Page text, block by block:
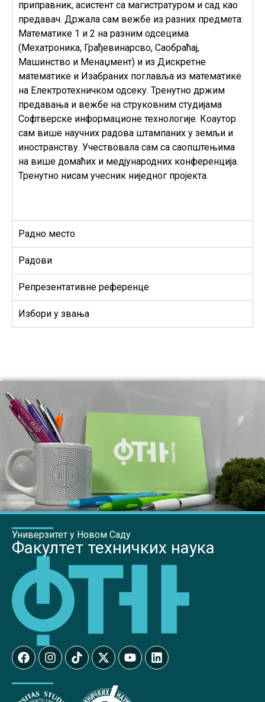
приправник, асистент са магистратуром и сад као
предавач. Држала сам вежбе из разних предмета:
Математике 1 и 2 на разним одсецима
(Мехатроника, Грађевинарсво, Саобраћај,
Машинство и Менаџмент) и из Дискретне
математике и Изабраних поглавља из математике
на Електротехничком одсеку. Тренутно држим
предавања и вежбе на струковним студијама
Софтверске информационе технологије. Коаутор
сам више научних радова штампаних у земљи и
иностранству. Учествовала сам са саопштењима
на више домаћих и медјународних конференција.
Тренутно нисам учесник ниједног пројекта.
Радно место
Радови
Репрезентативне референце
Избори у звања
Универзитет у Новом Саду
Факултет техничких наука